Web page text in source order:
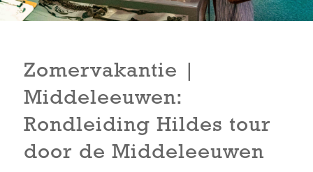
Zomervakantie |
Middeleeuwen:
Rondleiding Hildes tour
door de Middeleeuwen